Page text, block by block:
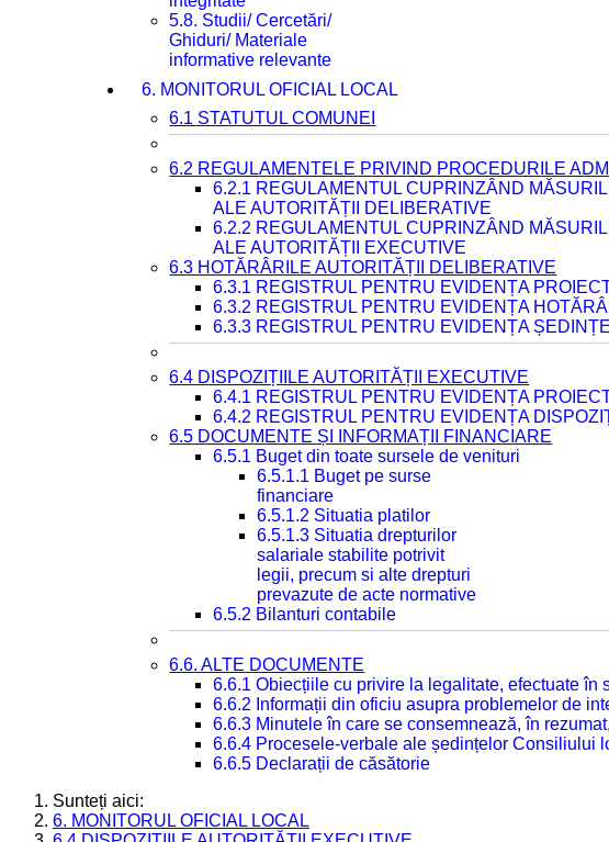
5.8. Studii/ Cercetări/
Ghiduri/ Materiale
informative relevante
6. MONITORUL OFICIAL LOCAL
6.1 STATUTUL COMUNEI
6.2 REGULAMENTELE PRIVIND PROCEDURILE
6.2.1 REGULAMENTUL CUPRINZÂND
ALE AUTORITĂȚII DELIBERATIVE
6.2.2 REGULAMENTUL CUPRINZÂND
ALE AUTORITĂȚII EXECUTIVE
6.3 HOTĂRÂRILE AUTORITĂȚII DELIBERATIVE
6.3.1 REGISTRUL PENTRU EVIDENȚA
6.3.2 REGISTRUL PENTRU EVIDENȚA
6.3.3 REGISTRUL PENTRU EVIDENȚA
6.4 DISPOZIȚIILE AUTORITĂȚII EXECUTIVE
6.4.1 REGISTRUL PENTRU EVIDENȚA
6.4.2 REGISTRUL PENTRU EVIDENȚA
6.5 DOCUMENTE ȘI INFORMAȚII FINANCIARE
6.5.1 Buget din toate sursele de venituri
6.5.1.1 Buget pe surse
financiare
6.5.1.2 Situatia platilor
6.5.1.3 Situatia drepturilor
salariale stabilite potrivit
legii, precum si alte drepturi
prevazute de acte normative
6.5.2 Bilanturi contabile
6.6. ALTE DOCUMENTE
6.6.1 Obiecțiile cu privire la legalitate, efectuate în
6.6.2 Informații din oficiu asupra problemelor de
6.6.3 Minutele în care se consemnează, în
6.6.4 Procesele-verbale ale ședințelor Consiliului
6.6.5 Declarații de căsătorie
Sunteți aici:
6. MONITORUL OFICIAL LOCAL